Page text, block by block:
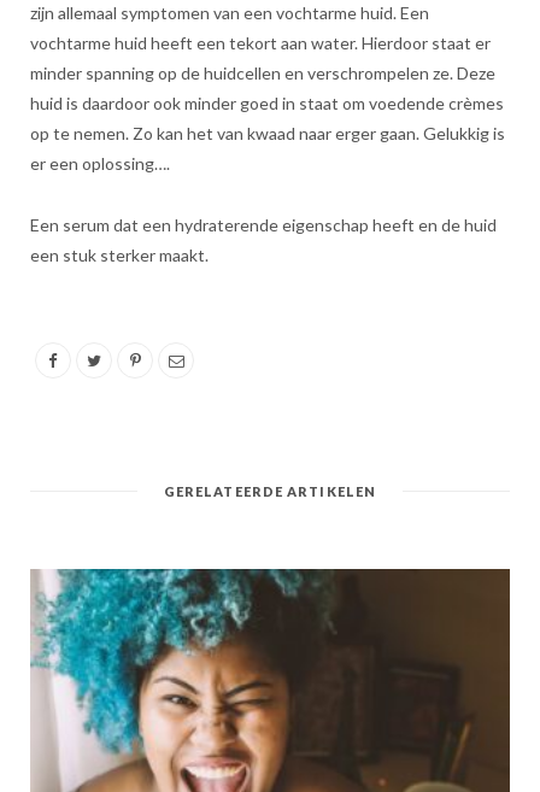
zijn allemaal symptomen van een vochtarme huid. Een
vochtarme huid heeft een tekort aan water. Hierdoor staat er
minder spanning op de huidcellen en verschrompelen ze. Deze
huid is daardoor ook minder goed in staat om voedende crèmes
op te nemen. Zo kan het van kwaad naar erger gaan. Gelukkig is
er een oplossing….
Een serum dat een hydraterende eigenschap heeft en de huid
een stuk sterker maakt.
GERELATEERDE ARTIKELEN